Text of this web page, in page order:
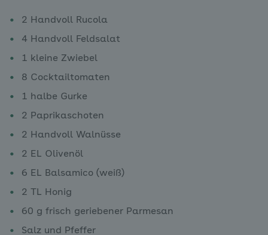
2 Handvoll Rucola
4 Handvoll Feldsalat
1 kleine Zwiebel
8 Cocktailtomaten
1 halbe Gurke
2 Paprikaschoten
2 Handvoll Walnüsse
2 EL Olivenöl
6 EL Balsamico (weiß)
2 TL Honig
60 g frisch geriebener Parmesan
Salz und Pfeffer